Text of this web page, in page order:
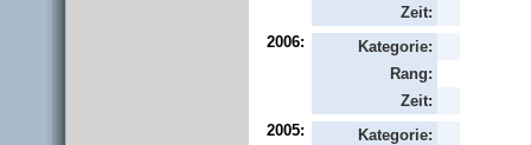
Zeit:
2006:
Kategorie:
Rang:
Zeit:
2005:
Kategorie: